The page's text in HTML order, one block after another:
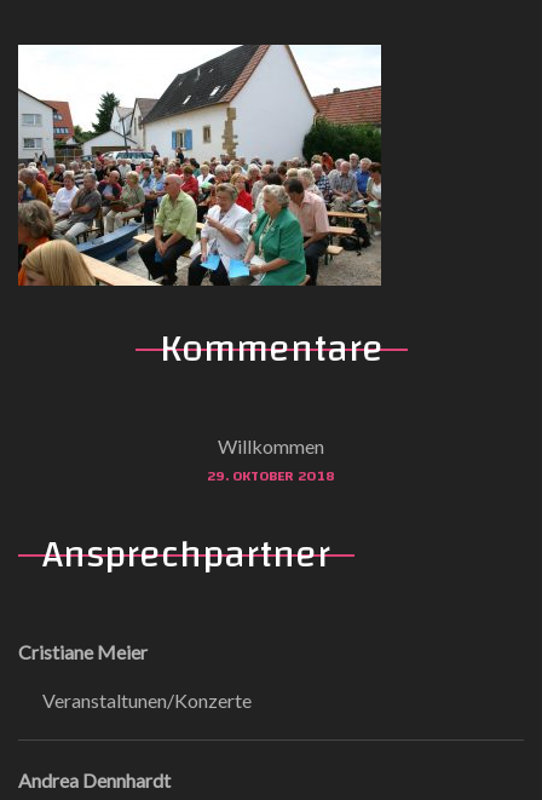
Kommentare
Willkommen
29. OKTOBER 2018
Ansprechpartner
Cristiane Meier
Veranstaltunen/Konzerte
Andrea Dennhardt